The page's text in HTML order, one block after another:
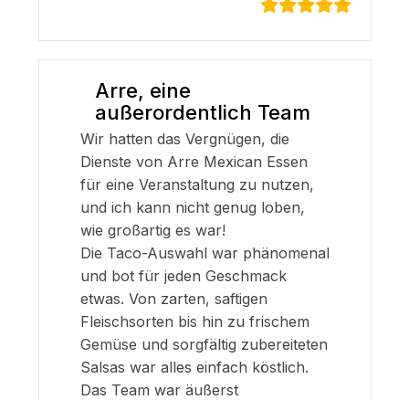
Arre, eine
außerordentlich Team
Wir hatten das Vergnügen, die
Dienste von Arre Mexican Essen
für eine Veranstaltung zu nutzen,
und ich kann nicht genug loben,
wie großartig es war!
Die Taco-Auswahl war phänomenal
und bot für jeden Geschmack
etwas. Von zarten, saftigen
Fleischsorten bis hin zu frischem
Gemüse und sorgfältig zubereiteten
Salsas war alles einfach köstlich.
Das Team war äußerst